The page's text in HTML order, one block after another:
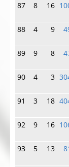
87
8 16
88
4 9
89 9 8
90 4 3
91 3 18
92 9 16
93 5 13